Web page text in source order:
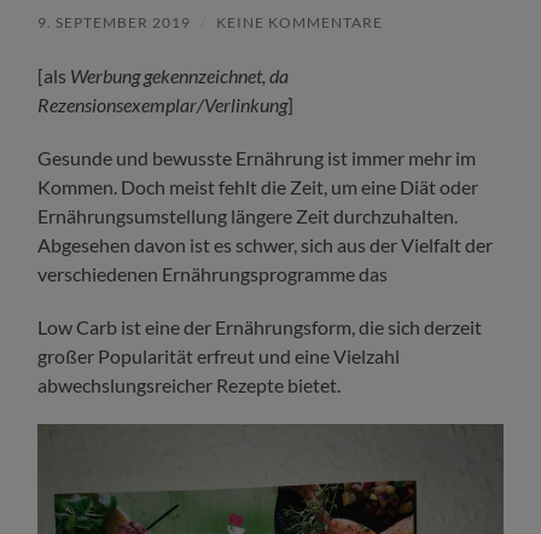
9. SEPTEMBER 2019 KEINE KOMMENTARE
[als Werbung gekennzeichnet, da
Rezensionsexemplar/Verlinkung]
Gesunde und bewusste Ernährung ist immer mehr im
Kommen. Doch meist fehlt die Zeit, um eine Diät oder
Ernährungsumstellung längere Zeit durchzuhalten.
Abgesehen davon ist es schwer, sich aus der Vielfalt der
verschiedenen Ernährungsprogramme das
Low Carb ist eine der Ernährungsform, die sich derzeit
großer Popularität erfreut und eine Vielzahl
abwechslungsreicher Rezepte bietet.